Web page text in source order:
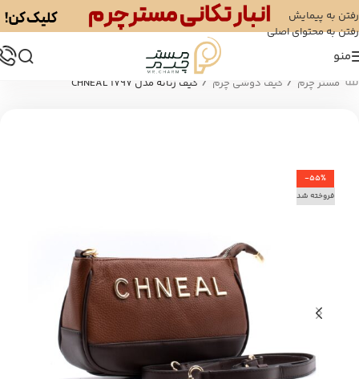
رفتن به پیمایش
رفتن به محتوای اصلی
منو
مستر چرم / کیف دوشی چرم / کیف زنانه مدل 1797 CHNEAL
-55%
فروخته شد